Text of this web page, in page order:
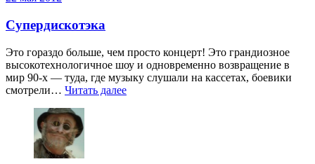
Супердискотэка
Это гораздо больше, чем просто концерт! Это грандиозное
высокотехнологичное шоу и одновременно возвращение в
мир 90-х — туда, где музыку слушали на кассетах, боевики
смотрели… Читать далее